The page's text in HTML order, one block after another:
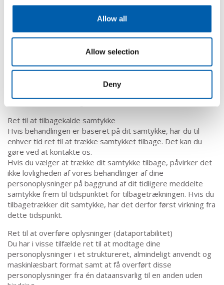
Allow all
Allow selection
Deny
eller med henblik på at retskrav kan fastlægges, gøres
gældende eller forsvares, eller for at beskytte en person
eller vigtige samfundsinteresser.
Du har i visse tilfælde ret til at gøre indsigelse mod vores
ellers lovlige behandling af dine personoplysninger. Du kan
også gøre indsigelse mod behandling af dine oplysninger til
direkte markedsføring.
Ret til at tilbagekalde samtykke
Hvis behandlingen er baseret på dit samtykke, har du til
enhver tid ret til at trække samtykket tilbage. Det kan du
gøre ved at kontakte os.
Hvis du vælger at trække dit samtykke tilbage, påvirker det
ikke lovligheden af vores behandlinger af dine
personoplysninger på baggrund af dit tidligere meddelte
samtykke frem til tidspunktet for tilbagetrækningen. Hvis du
tilbagetrækker dit samtykke, har det derfor først virkning fra
dette tidspunkt.
Ret til at overføre oplysninger (dataportabilitet)
Du har i visse tilfælde ret til at modtage dine
personoplysninger i et struktureret, almindeligt anvendt og
maskinlæsbart format samt at få overført disse
personoplysninger fra én dataansvarlig til en anden uden